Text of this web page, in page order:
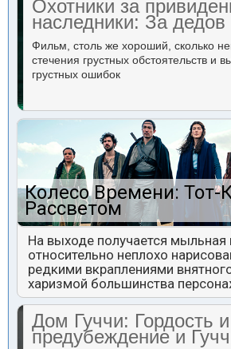
Охотники за
наследники: За дедов
Фильм, столь же хороший, сколько
стечения грустных обстоятельств и
грустных ошибок
Колесо Времени: Тот-
Рассветом
На выходе получается
относительно неплохо
редкими вкраплениями
харизмой большинства
Дом Гуччи: Гордость и
предубеждение и